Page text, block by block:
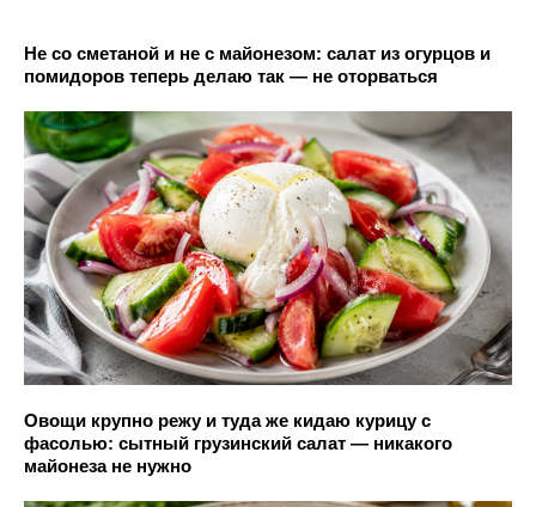
Не со сметаной и не с майонезом: салат из огурцов и
помидоров теперь делаю так — не оторваться
Овощи крупно режу и туда же кидаю курицу с
фасолью: сытный грузинский салат — никакого
майонеза не нужно